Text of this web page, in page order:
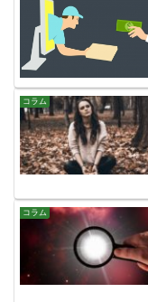
コラム
コラム